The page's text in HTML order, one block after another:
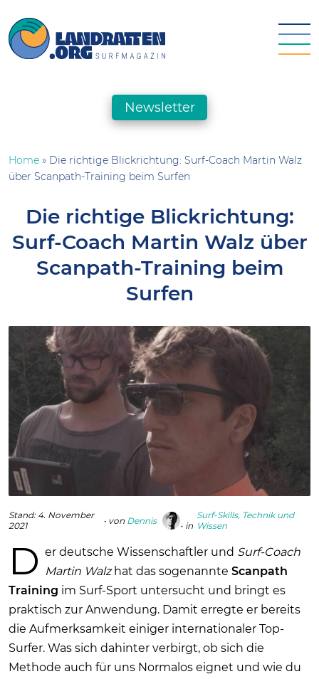
content
Newsletter
Home » Die richtige Blickrichtung: Surf-Coach Martin Walz
über Scanpath-Training beim Surfen
Die richtige Blickrichtung:
Surf-Coach Martin Walz über
Scanpath-Training beim
Surfen
Stand: 4. November
2021
• von Dennis • in
Surf-Skills, Technik und
Wissen
D er deutsche Wissenschaftler und Surf-Coach
Martin Walzhat das sogenannte Scanpath
Training im Surf-Sport untersucht und bringt es
praktisch zur Anwendung. Damit erregte er bereits
die Aufmerksamkeit einiger internationaler Top-
Surfer. Was sich dahinter verbirgt, ob sich die
Methode auch für uns Normalos eignet und wie du